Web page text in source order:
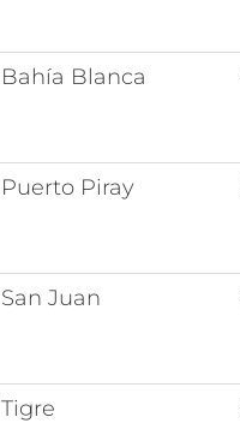
Bahía Blanca
Puerto Piray
San Juan
Tigre